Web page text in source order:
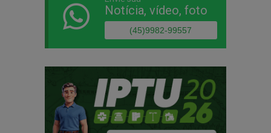
Notícia, vídeo, foto
(45)9982-99557